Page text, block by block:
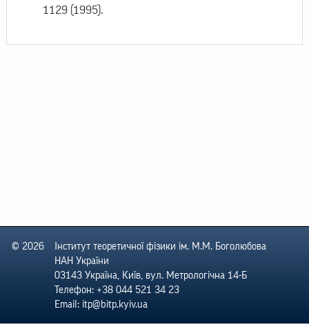
1129 (1995).
© 2026
Інститут теоретичної фізики ім. М.М. Боголюбова
НАН України
03143 Україна, Київ, вул. Метрологічна 14-Б
Телефон: +38 044 521 34 23
Email: itp@bitp.kyiv.ua